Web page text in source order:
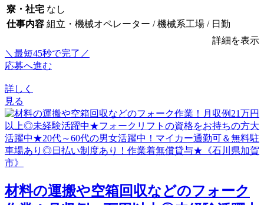
寮・社宅 なし
仕事内容 組立・機械オペレーター / 機械系工場 / 日勤
詳細を表示
＼最短45秒で完了／
応募へ進む
詳しく
見る
材料の運搬や空箱回収などのフォーク